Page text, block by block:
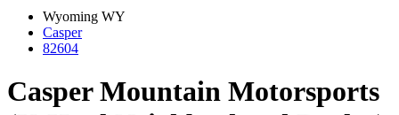
Wyoming WY
Casper
82604
Casper Mountain Motorsports